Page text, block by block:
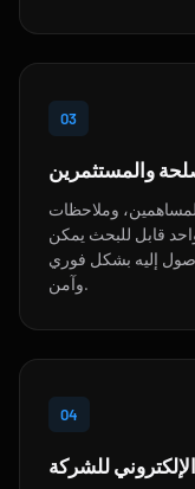
03
والمستثمرين
وملاحظات
قابل للبحث يمكن
إليه بشكل فوري
وآمن.
04
للشركة